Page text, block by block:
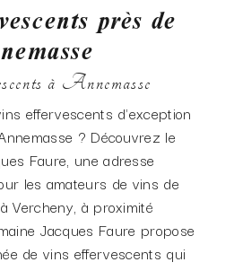
près de
à Annemasse
effervescents d'exception
? Découvrez le
Faure, une adresse
les amateurs de vins de
Vercheny, à proximité
Jacques Faure propose
de vins effervescents qui